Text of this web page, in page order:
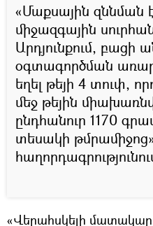
«Մաքսային զննման
միջազգային
Արդյունքում, բացի
օգտագործման
եղել թեյի 4 տուփ,
մեջ թեյին
ընդհանուր 1170
տեսակի
«Վերահսկելի